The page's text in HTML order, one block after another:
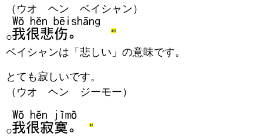
（ウオ ヘン ベイシャン）
○
ベイシャンは「悲しい」の意味です。
とても寂しいです。
（ウオ ヘン ジーモー）
○